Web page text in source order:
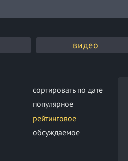
видео
сортировать по дате
популярное
рейтинговое
обсуждаемое